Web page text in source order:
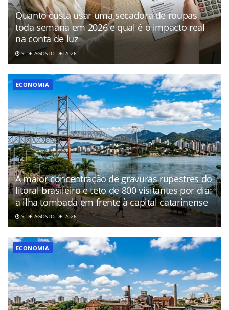
Quanto custa usar uma secadora de roupas
toda semana em 2026 e qual é o impacto real
na conta de luz
9 DE AGOSTO DE 2026
ECONOMIA
A maior concentração de gravuras rupestres do
litoral brasileiro e teto de 800 visitantes por dia:
a ilha tombada em frente à capital catarinense
9 DE AGOSTO DE 2026
ECONOMIA